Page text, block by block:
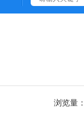
浏览量：